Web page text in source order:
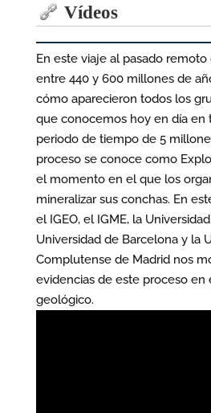
Vídeos
En este viaje al pasado
entre 440 y 600 millones de
cómo aparecieron todos los
que conocemos hoy en día en
periodo de tiempo de 5
proceso se conoce como
el momento en el que los
mineralizar sus conchas. En
el IGEO, el IGME, la
Universidad de Barcelona y la
Complutense de Madrid nos
evidencias de este proceso en
geológico.